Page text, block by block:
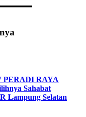
PERADI RAYA
Sahabat
Lampung Selatan